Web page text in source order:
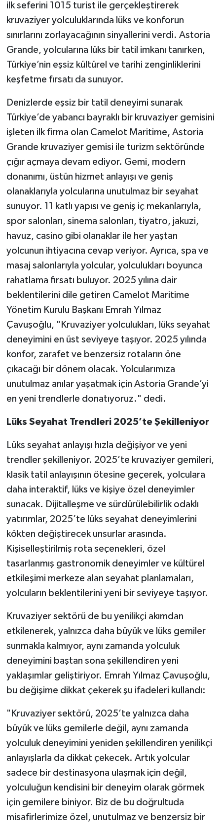
ilk seferini 1015 turist ile gerçekleştirerek
kruvaziyer yolculuklarında lüks ve konforun
sınırlarını zorlayacağının sinyallerini verdi. Astoria
Grande, yolcularına lüks bir tatil imkanı tanırken,
Türkiye’nin eşsiz kültürel ve tarihi zenginliklerini
keşfetme fırsatı da sunuyor.
Denizlerde eşsiz bir tatil deneyimi sunarak
Türkiye’de yabancı bayraklı bir kruvaziyer gemisini
işleten ilk firma olan Camelot Maritime, Astoria
Grande kruvaziyer gemisi ile turizm sektöründe
çığır açmaya devam ediyor. Gemi, modern
donanımı, üstün hizmet anlayışı ve geniş
olanaklarıyla yolcularına unutulmaz bir seyahat
sunuyor. 11 katlı yapısı ve geniş iç mekanlarıyla,
spor salonları, sinema salonları, tiyatro, jakuzi,
havuz, casino gibi olanaklar ile her yaştan
yolcunun ihtiyacına cevap veriyor. Ayrıca, spa ve
masaj salonlarıyla yolcular, yolculukları boyunca
rahatlama fırsatı buluyor. 2025 yılına dair
beklentilerini dile getiren Camelot Maritime
Yönetim Kurulu Başkanı Emrah Yılmaz
Çavuşoğlu, "Kruvaziyer yolculukları, lüks seyahat
deneyimini en üst seviyeye taşıyor. 2025 yılında
konfor, zarafet ve benzersiz rotaların öne
çıkacağı bir dönem olacak. Yolcularımıza
unutulmaz anılar yaşatmak için Astoria Grande’yi
en yeni trendlerle donatıyoruz." dedi.
Lüks Seyahat Trendleri 2025’te Şekilleniyor
Lüks seyahat anlayışı hızla değişiyor ve yeni
trendler şekilleniyor. 2025’te kruvaziyer gemileri,
klasik tatil anlayışının ötesine geçerek, yolculara
daha interaktif, lüks ve kişiye özel deneyimler
sunacak. Dijitalleşme ve sürdürülebilirlik odaklı
yatırımlar, 2025’te lüks seyahat deneyimlerini
kökten değiştirecek unsurlar arasında.
Kişiselleştirilmiş rota seçenekleri, özel
tasarlanmış gastronomik deneyimler ve kültürel
etkileşimi merkeze alan seyahat planlamaları,
yolcuların beklentilerini yeni bir seviyeye taşıyor.
Kruvaziyer sektörü de bu yenilikçi akımdan
etkilenerek, yalnızca daha büyük ve lüks gemiler
sunmakla kalmıyor, aynı zamanda yolculuk
deneyimini baştan sona şekillendiren yeni
yaklaşımlar geliştiriyor. Emrah Yılmaz Çavuşoğlu,
bu değişime dikkat çekerek şu ifadeleri kullandı:
"Kruvaziyer sektörü, 2025’te yalnızca daha
büyük ve lüks gemilerle değil, aynı zamanda
yolculuk deneyimini yeniden şekillendiren yenilikçi
anlayışlarla da dikkat çekecek. Artık yolcular
sadece bir destinasyona ulaşmak için değil,
yolculuğun kendisini bir deneyim olarak görmek
için gemilere biniyor. Biz de bu doğrultuda
misafirlerimize özel, unutulmaz ve benzersiz bir